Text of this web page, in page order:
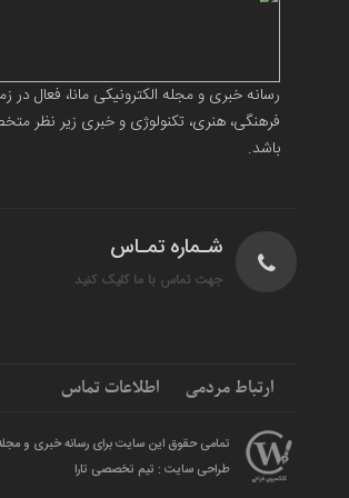
رسانه خبری و مجله الکترونیکی مانا، فعال در
فرهنگی، هنری، تکنولوژی و خبری زیر نظر
باشد.
شـماره تمـاس
جهت تماس با ما کلیک کنید
ارتباط مردمی اطلاعات تماس
تمامی حقوق این سایت برای رسانه خبری و
طراحی سایت : تیم تخصصی تارا